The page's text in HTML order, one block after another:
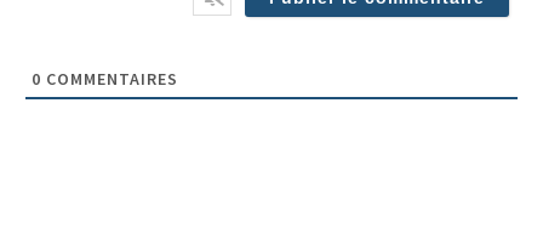
0 COMMENTAIRES